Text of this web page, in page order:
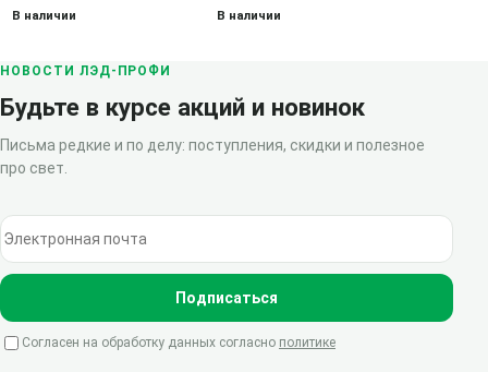
В наличии В наличии
НОВОСТИ ЛЭД-ПРОФИ
Будьте в курсе акций и новинок
Письма редкие и по делу: поступления, скидки и полезное
про свет.
Электронная почта
Подписаться
Согласен на обработку данных согласно политике